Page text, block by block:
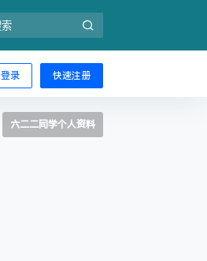
登录 快速注册
六二二同学个人资料